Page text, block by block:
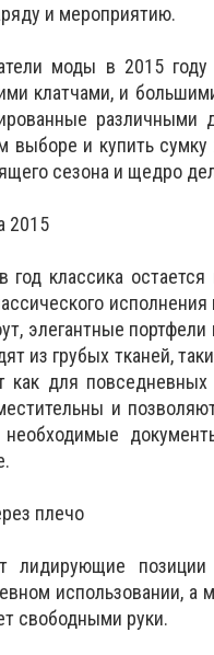
и мероприятию.
моды в 2015
клатчами, и
различными
выборе и купить
сезона и щедро
2015
год классика
элегантные
из грубых тканей,
как для
и
необходимые
плечо
лидирующие
использовании, а
свободными руки.